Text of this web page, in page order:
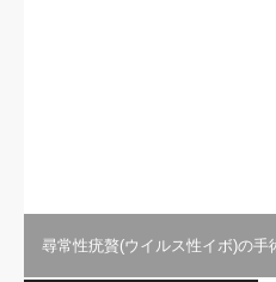
尋常性疣贅(ウイルス性イボ)の手